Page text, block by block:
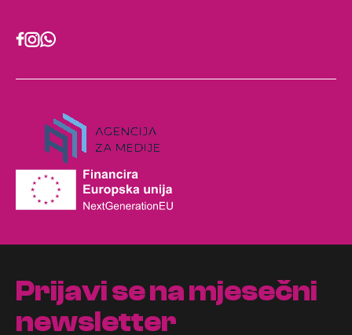
Prijavi se na mjesečni
newsletter